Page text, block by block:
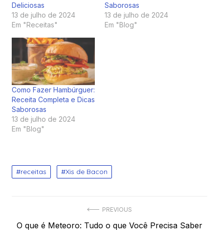
Deliciosas
13 de julho de 2024
Em "Receitas"
Saborosas
13 de julho de 2024
Em "Blog"
Como Fazer Hambúrguer:
Receita Completa e Dicas
Saborosas
13 de julho de 2024
Em "Blog"
receitas Xis de Bacon
de
PREVIOUS
Previous
O que é Meteoro: Tudo o que Você Precisa Saber